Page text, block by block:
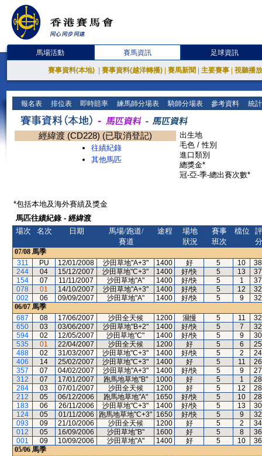
馬場活動 賽馬資訊 足球資訊
賽事資料(本地) 賽事資料(越洋轉播) 賽馬新聞 主要賽事 視聽播
報名表 排位表 即時賠率 練馬師分場表 騎師分場表 參考資料 統
經緯渡 (CD228) (已取消登記)
往績紀錄
其他馬匹
出生地
毛色 / 性別
進口類別
總獎金*
冠-亞-季-總出賽次數*
*包括本地及海外賽績及獎金
馬匹往績紀錄 - 經緯渡
場次
名次 日期
馬場/跑道/
賽道
途程
場地
狀況
賽事
班次
檔位
評
分
07/08 馬季
311
PU 12/01/2008 沙田草地"A+3" 1400 好 5 10
38
244
04 15/12/2007 沙田草地"C+3" 1400 好/快 5 13
37
154
07 11/11/2007 沙田草地"A" 1400 好/快 5 1
37
078
01 14/10/2007 沙田草地"A+3" 1400 好/快 5 12
32
002
06 09/09/2007 沙田草地"A" 1400 好/快 5 9
32
06/07 馬季
687
08 17/06/2007 沙田全天候 1200 濕慢 5 11
32
650
03 03/06/2007 沙田草地"B+2" 1400 好/快 5 7
32
594
02 12/05/2007 沙田草地"C" 1400 好/快 5 9
30
535
01 22/04/2007 沙田全天候 1200 好 5 6
25
488
02 31/03/2007 沙田草地"C+3" 1400 好/快 5 2
24
406
14 25/02/2007 沙田草地"C+3" 1400 好 5 11
26
357
07 04/02/2007 沙田草地"A+3" 1400 好/快 5 9
27
312
07 17/01/2007 跑馬地草地"B" 1000 好 5 1
28
284
03 07/01/2007 沙田全天候 1200 好 5 12
28
212
05 06/12/2006 跑馬地草地"A" 1650 好/快 5 10
28
183
06 26/11/2006 沙田草地"C+3" 1400 好/快 5 13
30
124
05 01/11/2006 跑馬地草地"C+3" 1650 好/快 5 9
32
093
09 21/10/2006 沙田全天候 1200 好 5 2
34
012
05 16/09/2006 沙田草地"B" 1600 好 5 8
36
001
09 10/09/2006 沙田草地"A" 1400 好 5 10
36
05/06 馬季